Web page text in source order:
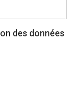
des données